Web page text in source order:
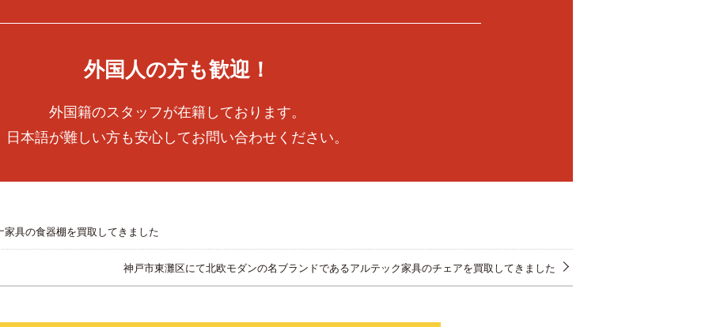
外国人の方も歓迎！
外国籍のスタッフが在籍しております。
日本語が難しい方も安心してお問い合わせください。
具の食器棚を買取してきました
神戸市東灘区にて北欧モダンの名ブランドであるアルテック家具のチェアを買取してきました